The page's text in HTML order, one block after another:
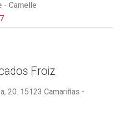
- Camelle
Froiz
20. 15123 Camariñas -